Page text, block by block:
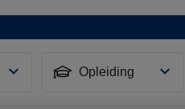
Opleiding